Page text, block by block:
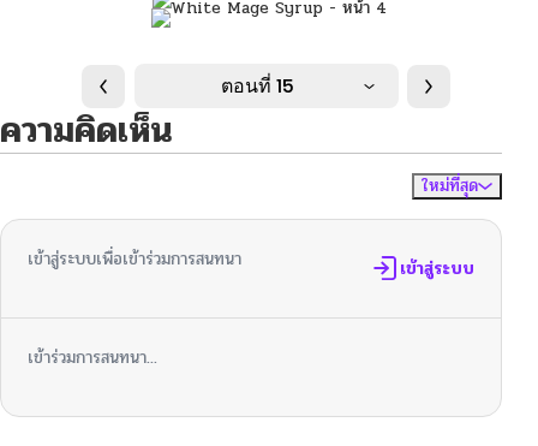
ตอนที่ 15
ความคิดเห็น
ใหม่ที่สุด
เข้าสู่ระบบเพื่อเข้าร่วมการสนทนา เข้าสู่ระบบ
เข้าร่วมการสนทนา...